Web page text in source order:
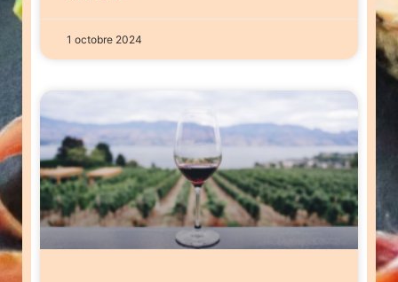
1 octobre 2024